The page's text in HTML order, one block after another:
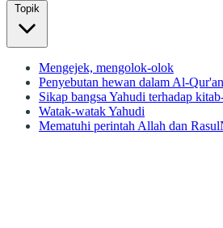
Topik
Mengejek, mengolok-olok
Penyebutan hewan dalam Al-Qur'an
Sikap bangsa Yahudi terhadap
Watak-watak Yahudi
Mematuhi perintah Allah dan